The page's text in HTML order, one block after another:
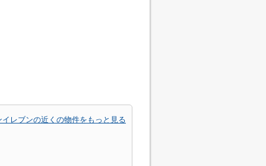
イレブンの近くの物件をもっと見る